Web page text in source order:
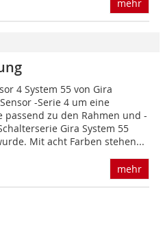
mehr
4 System 55 von Gira
-Serie 4 um eine
passend zu den Rahmen und -
Gira System 55
Mit acht Farben stehen...
mehr